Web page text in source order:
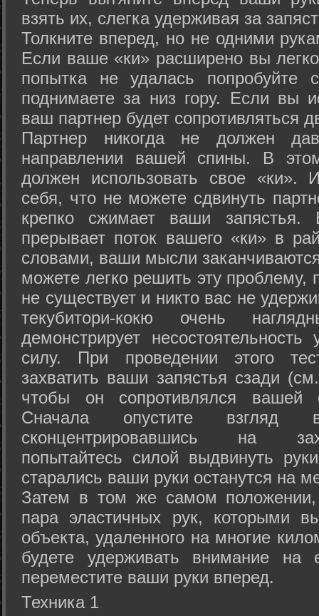
взять их, слегка удерживая за
Толкните вперед, но не одними
Если ваше «ки» расширено вы
попытка не удалась попробуйте
поднимаете за низ гору. Если вы
ваш партнер будет сопротивляться
Партнер никогда не должен
направлении вашей спины. В
должен использовать свое «ки».
себя, что не можете сдвинуть
крепко сжимает ваши запястья.
прерывает поток вашего «ки» в
словами, ваши мысли
можете легко решить эту проблему,
не существует и никто вас не
текубитори-кокю очень
демонстрирует
силу. При проведении этого
захватить ваши запястья сзади
чтобы он сопротивлялся вашей
Сначала опустите
сконцентрировавшись на
попытайтесь силой выдвинуть
старались ваши руки останутся на
Затем в том же самом положении,
пара эластичных рук, которыми
объекта, удаленного на многие
будете удерживать внимание на
переместите ваши руки вперед.
Техника 1